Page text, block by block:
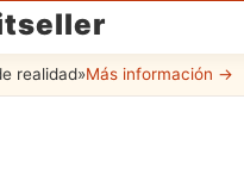
realidad»Más información →